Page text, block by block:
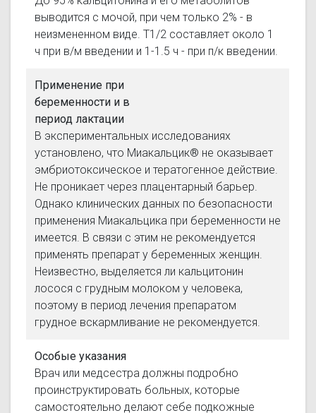
выводится с мочой, при чем только 2% - в
неизмененном виде. T1/2 составляет около 1
ч при в/м введении и 1-1.5 ч - при п/к введении.
Применение при
беременности и в
период лактации
В экспериментальных исследованиях
установлено, что Миакальцик® не оказывает
эмбриотоксическое и тератогенное действие.
Не проникает через плацентарный барьер.
Однако клинических данных по безопасности
применения Миакальцика при беременности не
имеется. В связи с этим не рекомендуется
применять препарат у беременных женщин.
Неизвестно, выделяется ли кальцитонин
лосося с грудным молоком у человека,
поэтому в период лечения препаратом
грудное вскармливание не рекомендуется.
Особые указания
Врач или медсестра должны подробно
проинструктировать больных, которые
самостоятельно делают себе подкожные